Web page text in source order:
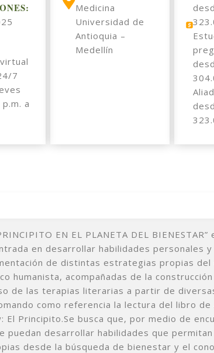
7
a
Medicina
Universidad de
Antioquia –
Medellín
EN EL PLANETA DEL BIENESTAR”
en desarrollar habilidades personales
de distintas estrategias propias del
humanista, acompañadas de la
de las terapias literarias a partir de
como referencia la lectura del libro de
El Principito.Se busca que, por medio de
puedan desarrollar habilidades que
desde la búsqueda de bienestar y el